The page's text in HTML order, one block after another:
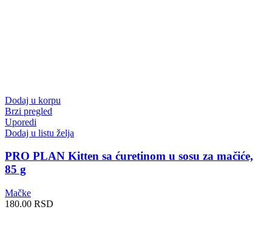
Dodaj u korpu
Brzi pregled
Uporedi
Dodaj u listu želja
PRO PLAN Kitten sa ćuretinom u sosu za mačiće,
85 g
Mačke
180.00 RSD